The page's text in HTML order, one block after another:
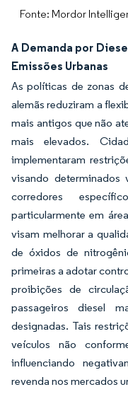
Fonte: Mordor
A Demanda por
Emissões Urbanas
As políticas de zonas
alemãs reduziram a
mais antigos que não
mais elevados.
implementaram
visando
corredores
particularmente em
visam melhorar a
de óxidos de
primeiras a adotar
proibições de
passageiros diesel
designadas. Tais
veículos não
influenciando
revenda nos mercados